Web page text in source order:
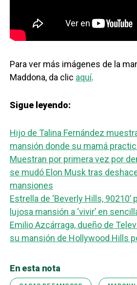
Para ver más imágenes de la
Maddona, da clic aquí.
Sigue leyendo:
Hijo de Talina Fernández
mansión donde su mamá
Muestran por primera vez por
se mudó Elon Musk tras
mansiones
Estrella de ‘Beverly Hills, 90210’
lujosa mansión a ‘vivir’ en
Emilio Azcárraga, dueño de
su mansión de Hollywood Hills
En esta nota